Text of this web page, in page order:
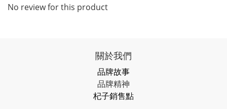
No review for this product
關於我們
品牌故事
品牌精神
杞子銷售點